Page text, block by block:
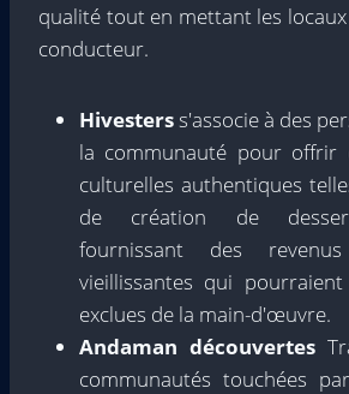
qualité tout en mettant les
conducteur.
Hivesterss'associe à des
la communauté pour offrir
culturelles authentiques
de création de
fournissant des
vieillissantes qui
exclues de la main-d'œuvre.
Andaman découvertes
communautés touchées